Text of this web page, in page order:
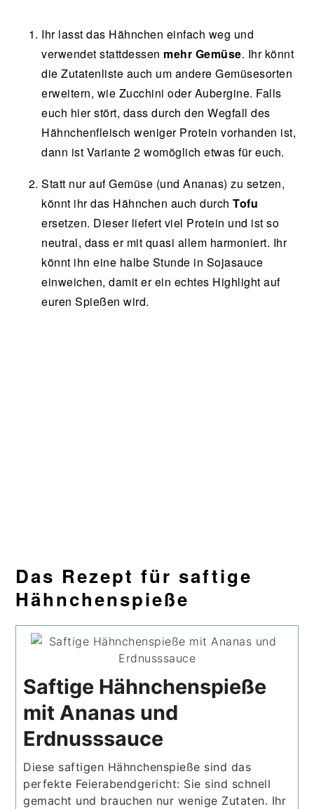
Ihr lasst das Hähnchen einfach weg und
verwendet stattdessen mehr Gemüse. Ihr könnt
die Zutatenliste auch um andere Gemüsesorten
erweitern, wie Zucchini oder Aubergine. Falls
euch hier stört, dass durch den Wegfall des
Hähnchenfleisch weniger Protein vorhanden ist,
dann ist Variante 2 womöglich etwas für euch.
Statt nur auf Gemüse (und Ananas) zu setzen,
könnt ihr das Hähnchen auch durchTofu
ersetzen. Dieser liefert viel Protein und ist so
neutral, dass er mit quasi allem harmoniert. Ihr
könnt ihn eine halbe Stunde in Sojasauce
einweichen, damit er ein echtes Highlight auf
euren Spießen wird.
Das Rezept für saftige
Hähnchenspieße
Saftige Hähnchenspieße
mit Ananas und
Erdnusssauce
Diese saftigen Hähnchenspieße sind das
perfekte Feierabendgericht: Sie sind schnell
gemacht und brauchen nur wenige Zutaten. Ihr